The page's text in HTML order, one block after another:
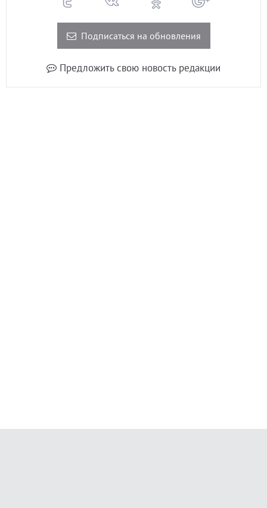
Подписаться на обновления
Предложить свою новость редакции